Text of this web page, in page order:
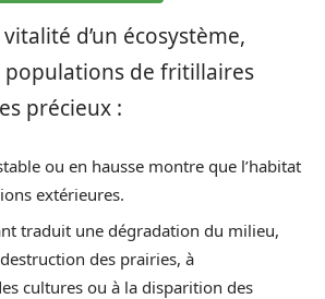
d’un écosystème,
populations de fritillaires
précieux :
ou en hausse montre que l’habitat
extérieures.
traduit une dégradation du milieu,
des prairies, à
cultures ou à la disparition des